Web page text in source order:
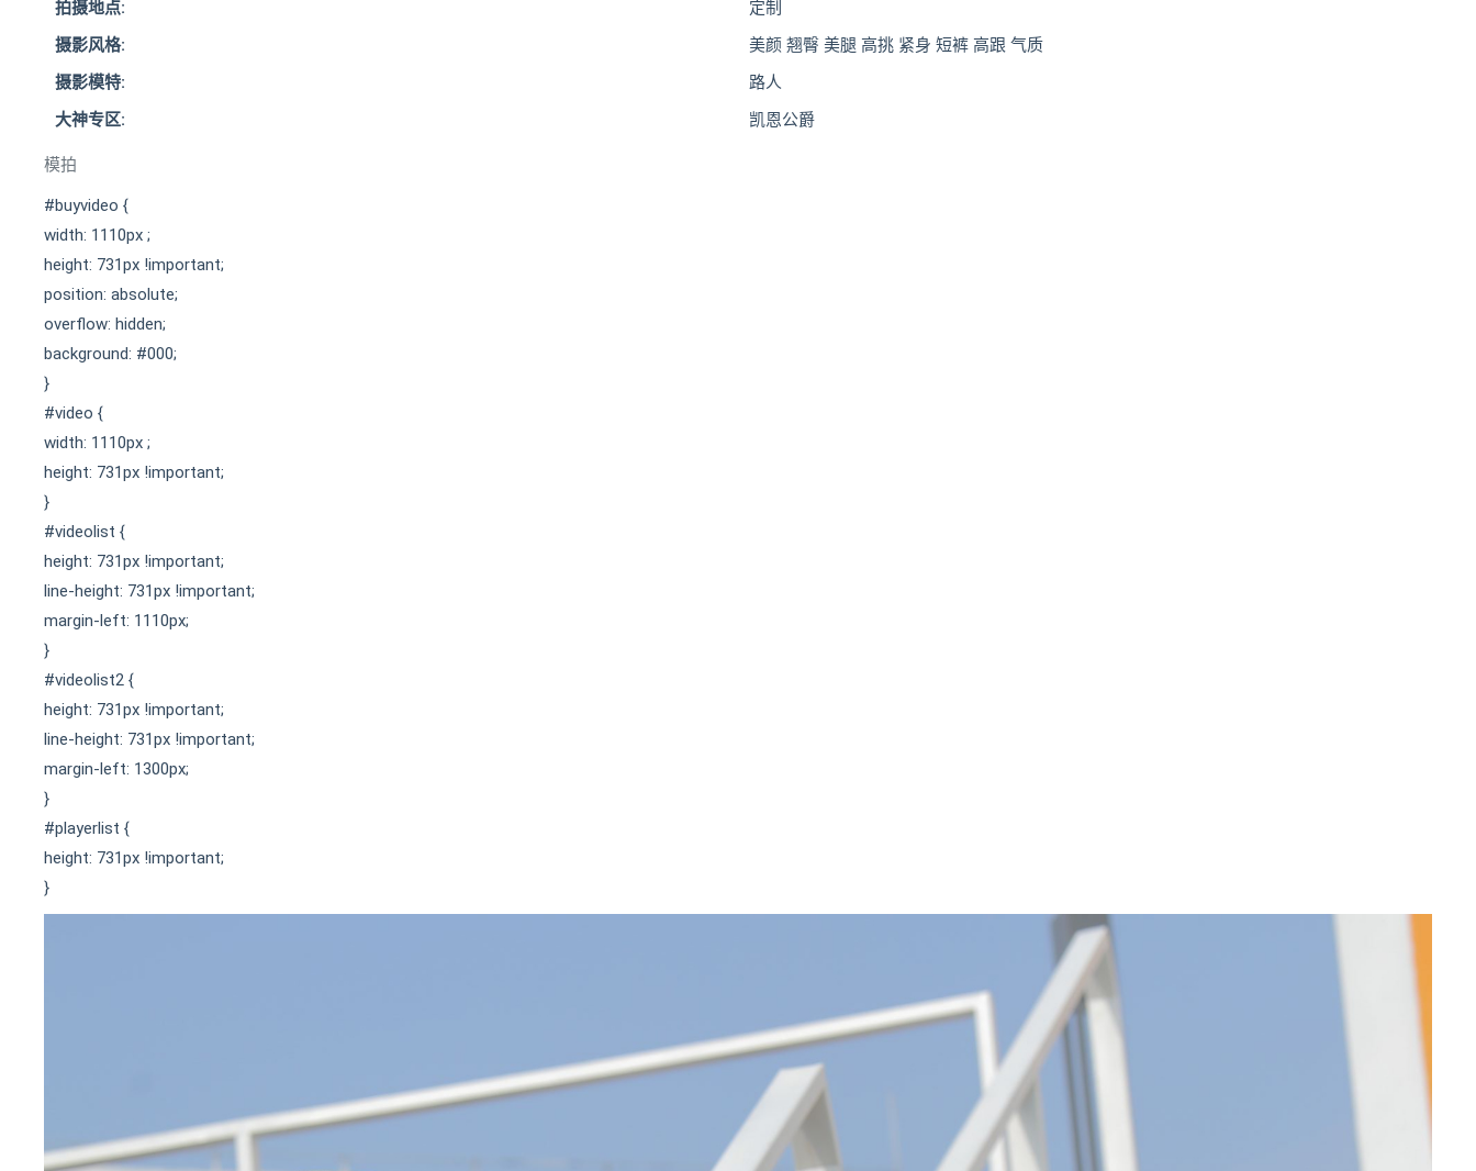
模拍
拍摄地点:
定制
摄影风格:
美颜 翘臀 美腿 高挑 紧身 短裤 高跟 气质
摄影模特:
路人
大神专区:
凯恩公爵
#buyvideo {
width: 1110px ;
height: 731px !important;
position: absolute;
overflow: hidden;
background: #000;
}
#video {
width: 1110px ;
height: 731px !important;
}
#videolist {
height: 731px !important;
line-height: 731px !important;
margin-left: 1110px;
}
#videolist2 {
height: 731px !important;
line-height: 731px !important;
margin-left: 1300px;
}
#playerlist {
height: 731px !important;
}